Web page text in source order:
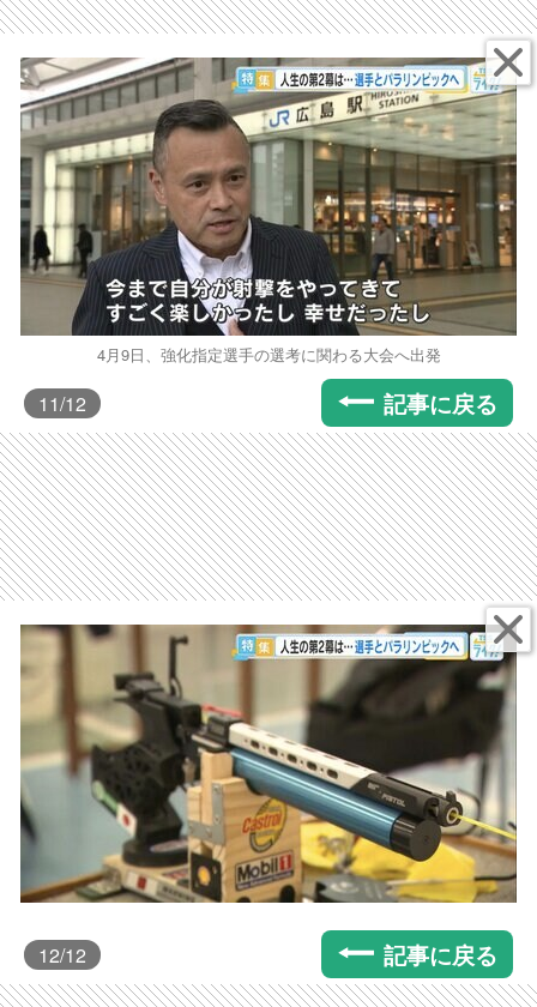
4月9日、強化指定選手の選考に関わる大会へ出発
11/12 記事に戻る
12/12 記事に戻る